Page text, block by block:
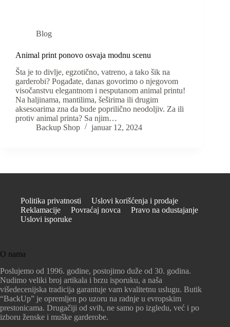
Blog
Animal print ponovo osvaja modnu scenu
Šta je to divlje, egzotično, vatreno, a tako šik na
garderobi? Pogađate, danas govorimo o njegovom
visočanstvu elegantnom i nesputanom animal printu!
Na haljinama, mantilima, šeširima ili drugim
aksesoarima zna da bude poprilično neodoljiv. Za ili
protiv animal printa? Sa njim…
Backup Shop
januar 12, 2024
Politika privatnosti
Uslovi korišćenja i prodaje
Reklamacije
Povraćaj novca
Pravo na odustajanje
Uslovi isporuke
O nama
Poslujemo od 1996. godine, postojimo duže od 30. godina.
Nudimo veliki broj artikala i brzu isporuku, a naša
višedecenijska tradicija garantuje vam kvalitetnu uslugu. Butik
“BackUp” je opremljen po uzoru na radnje u evropskim
prestonicama. Drugačiji od svih, ne samo po izgledu, već i po
izboru ženske i muške garderobe.